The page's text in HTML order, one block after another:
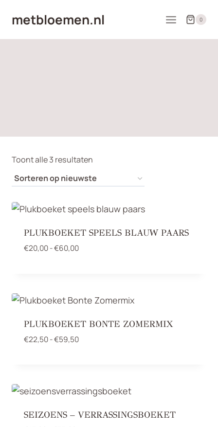
naarmetbloemen.nl 0
Toont alle 3 resultaten
nieuwste
PLUKBOEKET SPEELS BLAUW PAARS
€20,00-€60,00Prijsklasse:
PLUKBOEKET BONTE ZOMERMIX
€22,50-€59,50Prijsklasse:
SEIZOENS – VERRASSINGSBOEKET